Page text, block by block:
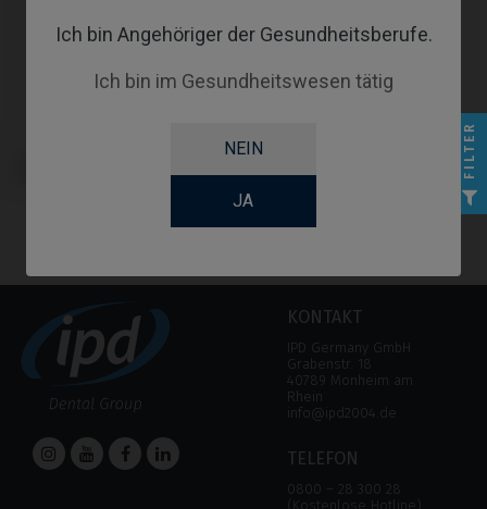
Ich bin Angehöriger der Gesundheitsberufe.
Ich bin im Gesundheitswesen tätig
NEIN
JA
kompatibel mit BTI® Core®
KONTAKT
IPD Germany GmbH
Grabenstr. 18
40789 Monheim am
Rhein
info@ipd2004.de
TELEFON
0800 – 28 300 28
(Kostenlose Hotline)
FILTER